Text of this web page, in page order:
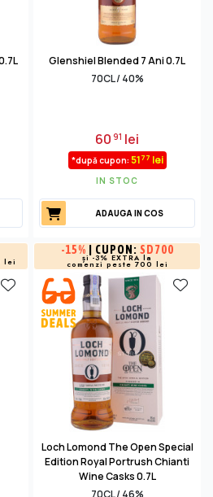
Glenshiel Blended 7 Ani 0.7L
70CL / 40%
6091 lei
*după cupon: 5177 lei
IN STOC
ADAUGA IN COS
lei
-15% | CUPON: SD700
și -3% EXTRA la
comenzi peste 700 lei
Loch Lomond The Open Special
Edition Royal Portrush Chianti
Wine Casks 0.7L
70CL / 46%